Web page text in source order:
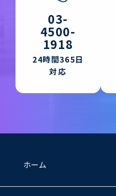
03-
4500-
1918
24時間365日
対応
ホーム